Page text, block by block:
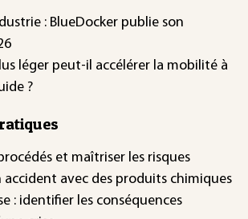
: BlueDocker publie son
léger peut-il accélérer la mobilité à
?
et maîtriser les risques
accident avec des produits chimiques
: identifier les conséquences